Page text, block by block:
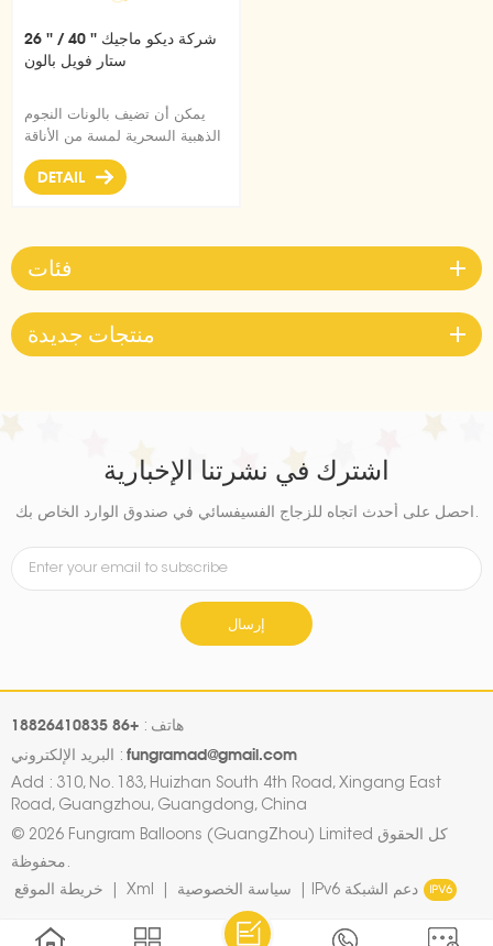
26 '' / 40 '' شركة ديكو ماجيك
ستار فويل بالون
يمكن أن تضيف بالونات النجوم
الذهبية السحرية لمسة من الأناقة
إلى حفلتك. يمكن تعليقه أو تزيينه
على خلفية الحفلة. أو توضع
DETAIL
فئات
منتجات جديدة
اشترك في نشرتنا الإخبارية
احصل على أحدث اتجاه للزجاج الفسيفسائي في صندوق الوارد الخاص بك.
إرسال
هاتف : +86 18826410835
البريد الإلكتروني : fungramad@gmail.com
Add : 310, No. 183, Huizhan South 4th Road, Xingang East
Road, Guangzhou, Guangdong, China
© 2026 Fungram Balloons (GuangZhou) Limited كل الحقوق
محفوظة.
خريطة الموقع
Xml سياسة الخصوصية IPv6 دعم الشبكة